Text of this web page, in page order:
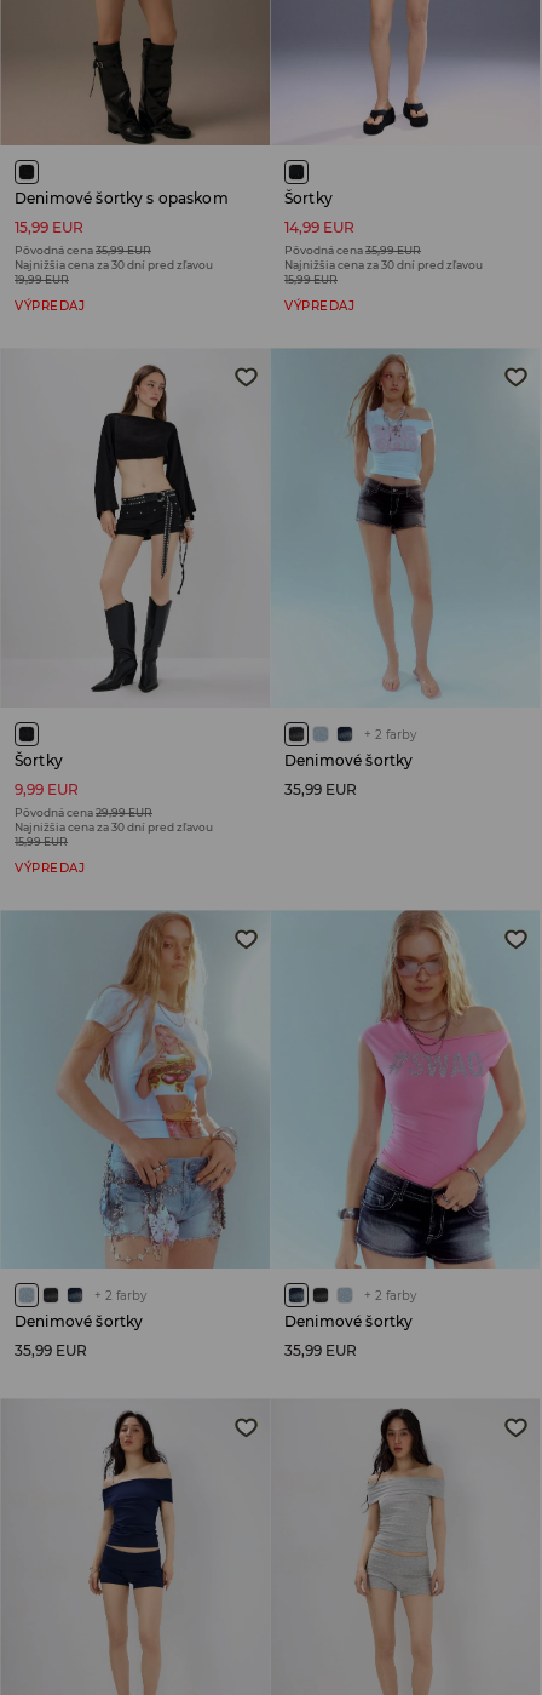
Denimové šortky s opaskom
15,99 EUR
Pôvodná cena35,99 EUR
Najnižšia cena za 30 dní pred zľavou
19,99 EUR
VÝPREDAJ
Šortky
14,99 EUR
Pôvodná cena35,99 EUR
Najnižšia cena za 30 dní pred zľavou
15,99 EUR
VÝPREDAJ
Šortky
9,99 EUR
Pôvodná cena29,99 EUR
Najnižšia cena za 30 dní pred zľavou
15,99 EUR
VÝPREDAJ
+ 2 farby
Denimové šortky
35,99 EUR
+ 2 farby
Denimové šortky
35,99 EUR
+ 2 farby
Denimové šortky
35,99 EUR